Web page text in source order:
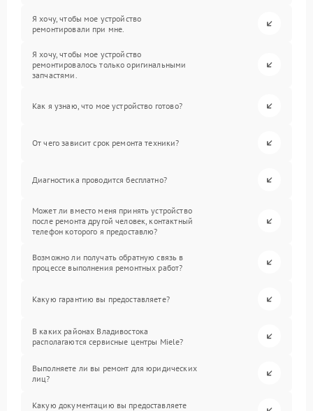
Я хочу, чтобы мое устройство
ремонтировали при мне.
Я хочу, чтобы мое устройство
ремонтировалось только оригинальными
запчастями.
Как я узнаю, что мое устройство готово?
От чего зависит срок ремонта техники?
Диагностика проводится бесплатно?
Может ли вместо меня принять устройство
после ремонта другой человек, контактный
телефон которого я предоставлю?
Возможно ли получать обратную связь в
процессе выполнения ремонтных работ?
Какую гарантию вы предоставляете?
В каких районах Владивостока
располагаются сервисные центры Miele?
Выполняете ли вы ремонт для юридических
лиц?
Какую документацию вы предоставляете